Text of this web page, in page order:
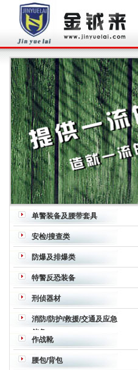
单警装备及腰带套具
腰带
枪套 枪箱/枪包
安检/搜查类
炸药、毒品探测器 危险液体检查仪
墙雷达
防爆及排爆类
特警反恐装备
战术背心 护肘护膝
手套 战术枪背带 护目镜 防弹衣 防弹防
刺战术背心 防弹头盔 防弹面罩 背囊
暴服
头盔 盾牌
速破玻璃器 消防斧/撬杠强力组合 手动
破拆工具组 军事应急反应套装
刑侦器材
望远镜 夜视仪 热成像仪 密拍、取证
消防/防护/救援/交通及应急
储备
空气呼吸器
作战靴
作战靴腰包/背包